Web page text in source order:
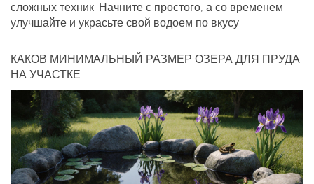
сложных техник. Начните с простого, а со временем
улучшайте и украсьте свой водоем по вкусу.
КАКОВ МИНИМАЛЬНЫЙ РАЗМЕР ОЗЕРА ДЛЯ ПРУДА
НА УЧАСТКЕ